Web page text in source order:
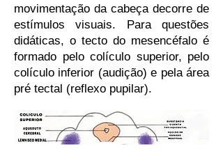
movimentação da cabeça decorre de
estímulos visuais. Para questões
didáticas, o tecto do mesencéfalo é
formado pelo colículo superior, pelo
colículo inferior (audição) e pela área
pré tectal (reflexo pupilar).